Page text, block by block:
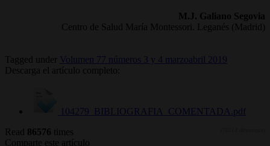
M.J. Galiano Segovia
Centro de Salud María Montessori. Leganés (Madrid)
Tagged under
Volumen 77 números 3 y 4 marzoabril 2019
Descarga el artículo completo:
104279_BIBLIOGRAFIA_COMENTADA.pdf
Read 86576 times
Comparte este artículo